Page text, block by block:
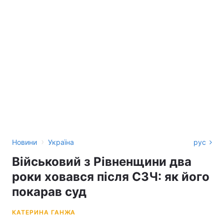
Новини › Україна рус
Військовий з Рівненщини два
роки ховався після СЗЧ: як його
покарав суд
КАТЕРИНА ГАНЖА